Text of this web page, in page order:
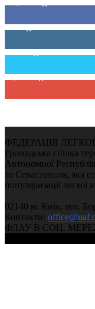
ФЕДЕРАЦІЯ
Громадська спілка
Автономної
та Севастополя, яка
популяризації легкої
02140 м. Київ, вул.
Контакти:
ФЛАУ В СОЦ.